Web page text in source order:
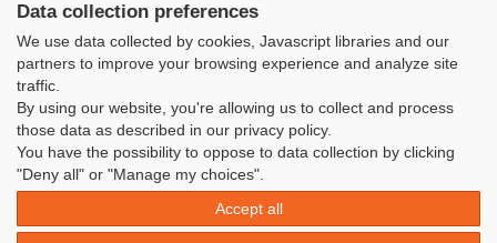
Administration
LES SITES DE L'UFOLEP
Guide Asso
Communication Asso
Inscriptions évènements
Data collection preferences
We use data collected by cookies, Javascript libraries and our
partners to improve your browsing experience and analyze site
traffic.
By using our website, you're allowing us to collect and process
those data as described in our privacy policy.
You have the possibility to oppose to data collection by clicking
"Deny all" or "Manage my choices".
Accept all